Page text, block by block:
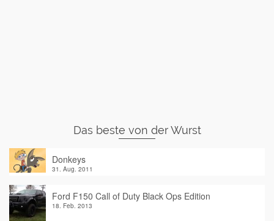
Das beste von der Wurst
Donkeys
31. Aug. 2011
Ford F150 Call of Duty Black Ops Edition
18. Feb. 2013